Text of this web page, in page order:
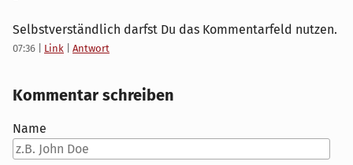
Selbstverständlich darfst Du das Kommentarfeld nutzen.
07:36 Link Antwort
Kommentar schreiben
Name